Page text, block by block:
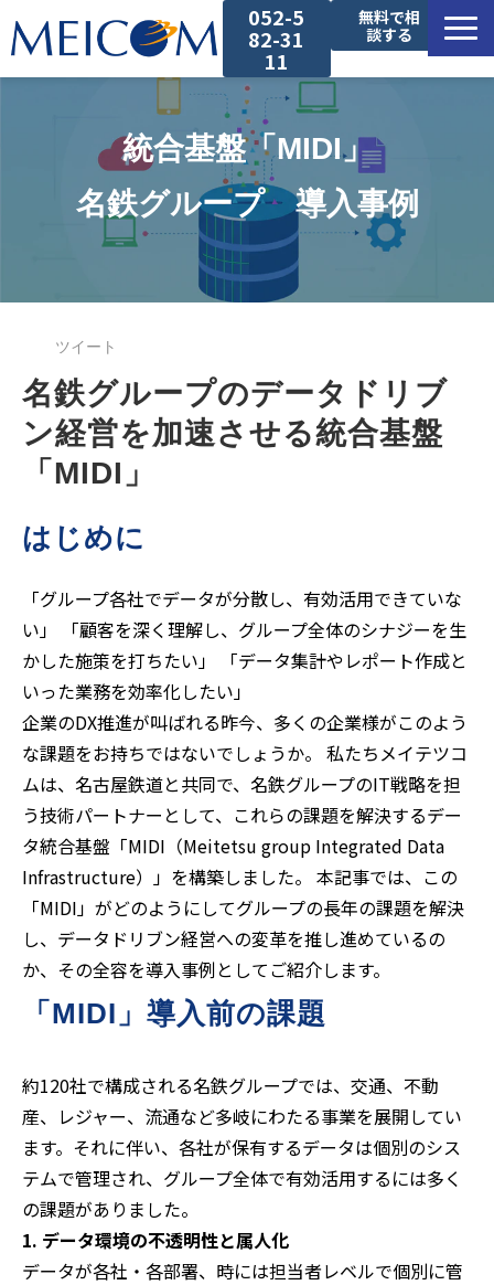
052-5
82-31
11
無料で相
談する
コラム
お役立ち資料
統合基盤「MIDI」
名鉄グループ　導入事例
ツイート
名鉄グループのデータドリブ
ン経営を加速させる統合基盤
「MIDI」
はじめに
「グループ各社でデータが分散し、有効活用できていな
い」 「顧客を深く理解し、グループ全体のシナジーを生
かした施策を打ちたい」 「データ集計やレポート作成と
いった業務を効率化したい」
企業のDX推進が叫ばれる昨今、多くの企業様がこのよう
な課題をお持ちではないでしょうか。 私たちメイテツコ
ムは、名古屋鉄道と共同で、名鉄グループのIT戦略を担
う技術パートナーとして、これらの課題を解決するデー
タ統合基盤「MIDI（Meitetsu group Integrated Data
Infrastructure）」を構築しました。 本記事では、この
「MIDI」がどのようにしてグループの長年の課題を解決
し、データドリブン経営への変革を推し進めているの
か、その全容を導入事例としてご紹介します。
「MIDI」導入前の課題
約120社で構成される名鉄グループでは、交通、不動
産、レジャー、流通など多岐にわたる事業を展開してい
ます。それに伴い、各社が保有するデータは個別のシス
テムで管理され、グループ全体で有効活用するには多く
の課題がありました。
1. データ環境の不透明性と属人化
データが各社・各部署、時には担当者レベルで個別に管